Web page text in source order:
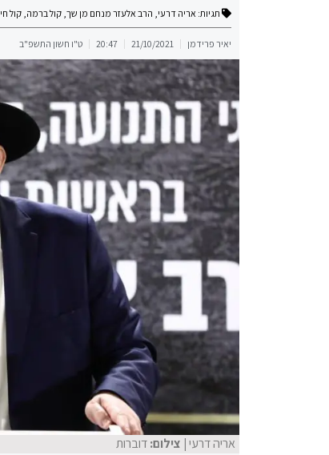
תגיות: אריה דרעי, הרב אלעזר מנחם מן שך, קול ברמה, קול חי
יאיר פרידמן 21/10/2021
20:47 ט"ו חשון התשפ"ב
אריה דרעי| צילום:דוברות